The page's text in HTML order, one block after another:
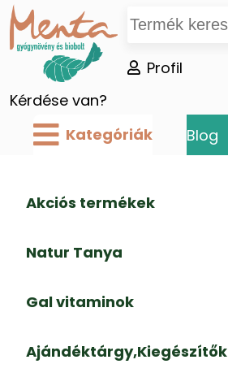
Kérdése van?
Profil
Kategóriák Blog
Akciós termékek
Natur Tanya
Gal vitaminok
Ajándéktárgy,Kiegészítők